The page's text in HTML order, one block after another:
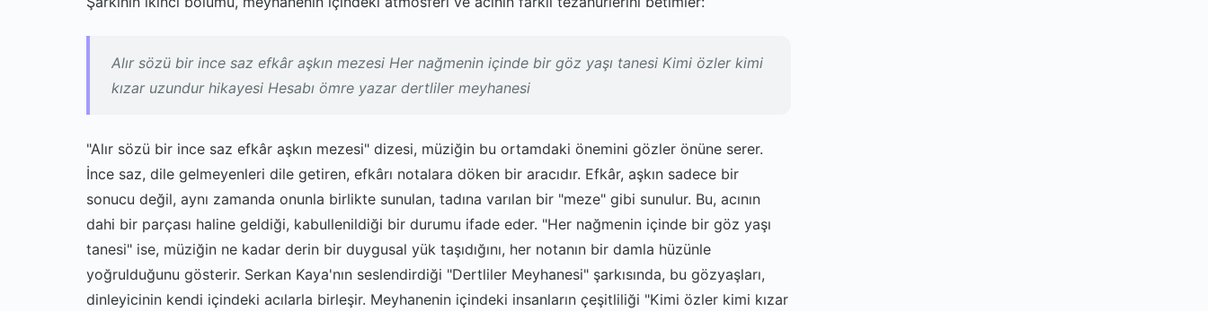
Alır sözü bir ince saz efkâr aşkın mezesi Her nağmenin içinde bir göz yaşı tanesi Kimi özler kimi
kızar uzundur hikayesi Hesabı ömre yazar dertliler meyhanesi
"Alır sözü bir ince saz efkâr aşkın mezesi" dizesi, müziğin bu ortamdaki önemini gözler önüne serer.
İnce saz, dile gelmeyenleri dile getiren, efkârı notalara döken bir aracıdır. Efkâr, aşkın sadece bir
sonucu değil, aynı zamanda onunla birlikte sunulan, tadına varılan bir "meze" gibi sunulur. Bu, acının
dahi bir parçası haline geldiği, kabullenildiği bir durumu ifade eder. "Her nağmenin içinde bir göz yaşı
tanesi" ise, müziğin ne kadar derin bir duygusal yük taşıdığını, her notanın bir damla hüzünle
yoğrulduğunu gösterir. Serkan Kaya'nın seslendirdiği "Dertliler Meyhanesi" şarkısında, bu gözyaşları,
dinleyicinin kendi içindeki acılarla birleşir. Meyhanenin içindeki insanların çeşitliliği "Kimi özler kimi kızar